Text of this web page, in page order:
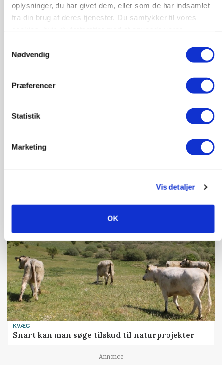
oplysninger, du har givet dem, eller som de har indsamlet
fra din brug af deres tjenester. Du samtykker til vores
Nødvendig
Præferencer
Statistik
Marketing
Vis detaljer
OK
»Nu stopper I«: Landbrugsdebattør og
gødskningslov
KVÆG
Snart kan man søge tilskud til naturprojekter
Annonce